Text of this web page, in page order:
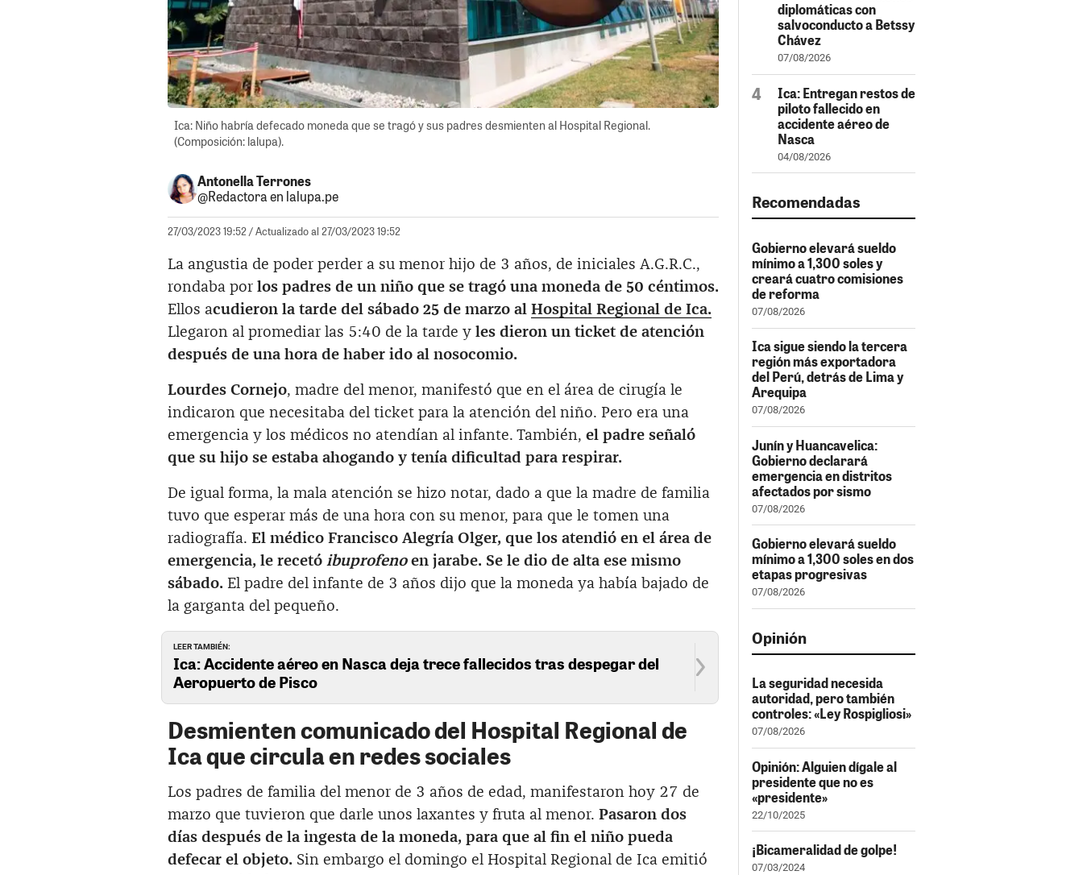
Ica: Niño habría defecado moneda que se tragó y sus padres desmienten al Hospital Regional.
(Composición: lalupa).
Antonella Terrones
@Redactora en lalupa.pe
27/03/2023 19:52/ Actualizado al 27/03/2023 19:52
La angustia de poder perder a su menor hijo de 3 años, de iniciales A.G.R.C.,
rondaba por los padres de un niño que se tragó una moneda de 50 céntimos.
Ellos acudieron la tarde del sábado 25 de marzo al Hospital Regional de Ica.
Llegaron al promediar las 5:40 de la tarde y les dieron un ticket de atención
después de una hora de haber ido al nosocomio.
Lourdes Cornejo, madre del menor, manifestó que en el área de cirugía le
indicaron que necesitaba del ticket para la atención del niño. Pero era una
emergencia y los médicos no atendían al infante. También, el padre señaló
que su hijo se estaba ahogando y tenía dificultad para respirar.
De igual forma, la mala atención se hizo notar, dado a que la madre de familia
tuvo que esperar más de una hora con su menor, para que le tomen una
radiografía. El médico Francisco Alegría Olger, que los atendió en el área de
emergencia, le recetó ibuprofenoen jarabe. Se le dio de alta ese mismo
sábado. El padre del infante de 3 años dijo que la moneda ya había bajado de
la garganta del pequeño.
LEER TAMBIÉN:
Ica: Accidente aéreo en Nasca deja trece fallecidos tras despegar del
Aeropuerto de Pisco
Desmienten comunicado del Hospital Regional de
Ica que circula en redes sociales
Los padres de familia del menor de 3 años de edad, manifestaron hoy 27 de
marzo que tuvieron que darle unos laxantes y fruta al menor. Pasaron dos
días después de la ingesta de la moneda, para que al fin el niño pueda
defecar el objeto. Sin embargo el domingo el Hospital Regional de Ica emitió
diplomáticas con
salvoconducto a Betssy
Chávez
07/08/2026
Ica: Entregan restos de
piloto fallecido en
accidente aéreo de
Nasca
04/08/2026
Recomendadas
Gobierno elevará sueldo
mínimo a 1,300 soles y
creará cuatro comisiones
de reforma
07/08/2026
Ica sigue siendo la tercera
región más exportadora
del Perú, detrás de Lima y
Arequipa
07/08/2026
Junín y Huancavelica:
Gobierno declarará
emergencia en distritos
afectados por sismo
07/08/2026
Gobierno elevará sueldo
mínimo a 1,300 soles en dos
etapas progresivas
07/08/2026
Opinión
La seguridad necesida
autoridad, pero también
controles: «Ley Rospigliosi»
07/08/2026
Opinión: Alguien dígale al
presidente que no es
«presidente»
22/10/2025
¡Bicameralidad de golpe!
07/03/2024